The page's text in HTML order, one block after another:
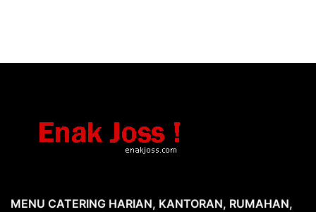
MENU CATERING HARIAN, KANTORAN, RUMAHAN,